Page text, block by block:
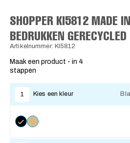
SHOPPER KI5812 MADE
BEDRUKKEN
Artikelnummer: KI5812
Maak een product - in 4
stappen
1 Kies een kleur